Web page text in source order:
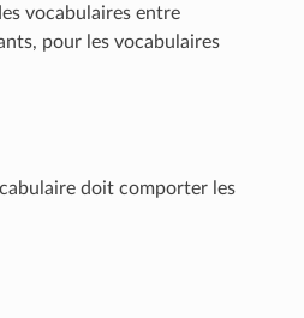
vocabulaires entre
pour les vocabulaires
doit comporter les